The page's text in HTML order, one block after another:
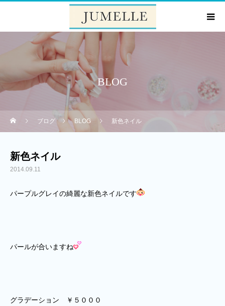
BLOG
ブログ BLOG 新色ネイル
新色ネイル
2014.09.11
パープルグレイの綺麗な新色ネイルです
パールが合いますね
グラデーション ￥５０００